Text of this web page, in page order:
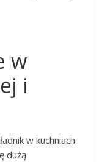
w
i
w kuchniach
dużą